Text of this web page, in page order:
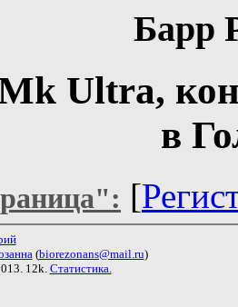
Барр
Ultra,
в
[
(biorezonans@mail.ru)
12k. Статистика.